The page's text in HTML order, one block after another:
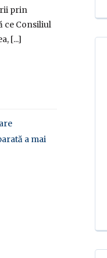
prin
ce Consiliul
[...]
a mai